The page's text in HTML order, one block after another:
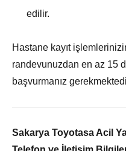
edilir.
Hastane kayıt
randevunuzdan en az 15
başvurmanız
Sakarya Toyotasa Acil